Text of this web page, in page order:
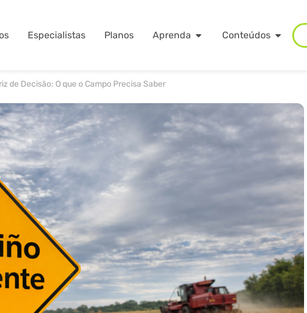
Especialistas Planos Aprenda Conteúdos
de Decisão: O que o Campo Precisa Saber